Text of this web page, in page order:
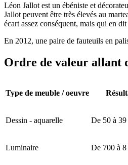
Léon Jallot est un ébéniste et
Jallot peuvent être très élevés au
écart assez conséquent, mais qui en
En 2012, une paire de fauteuils en
Ordre de valeur allant
Type de meuble / oeuvre
Dessin - aquarelle De 50 à
Luminaire De 700 à